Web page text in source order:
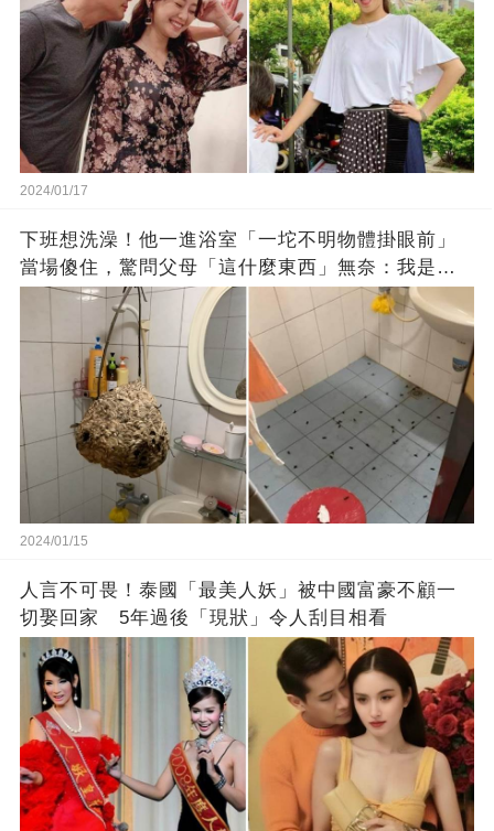
2024/01/17
下班想洗澡！他一進浴室「一坨不明物體掛眼前」
當場傻住，驚問父母「這什麼東西」無奈：我是親
生的嗎？
2024/01/15
人言不可畏！泰國「最美人妖」被中國富豪不顧一
切娶回家 5年過後「現狀」令人刮目相看